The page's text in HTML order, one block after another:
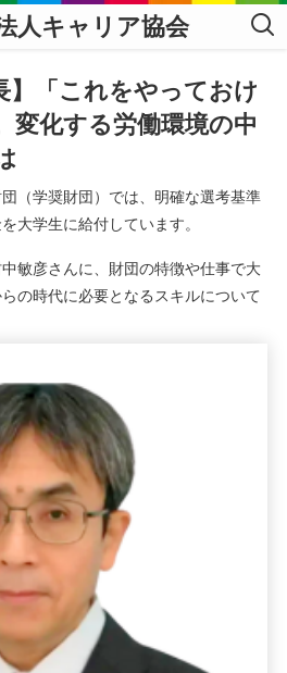
人キャリア協会
】「これをやっておけ
変化する労働環境の中
（学奨財団）では、明確な選考基準
大学生に給付しています。
敏彦さんに、財団の特徴や仕事で大
の時代に必要となるスキルについて